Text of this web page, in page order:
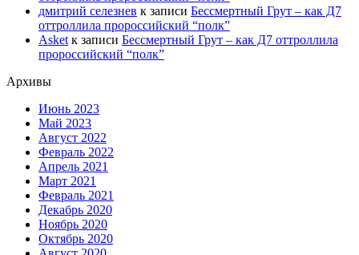
дмитрий селезнев к записи Бессмертный Грут – как Д7
оттроллила пророссийский “полк”
Asket к записи Бессмертный Грут – как Д7 оттроллила
пророссийский “полк”
Архивы
Июнь 2023
Май 2023
Август 2022
Февраль 2022
Апрель 2021
Март 2021
Февраль 2021
Декабрь 2020
Ноябрь 2020
Октябрь 2020